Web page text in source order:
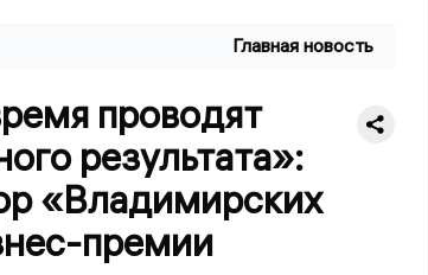
Главная новость
проводят
результата»:
«Владимирских
премии